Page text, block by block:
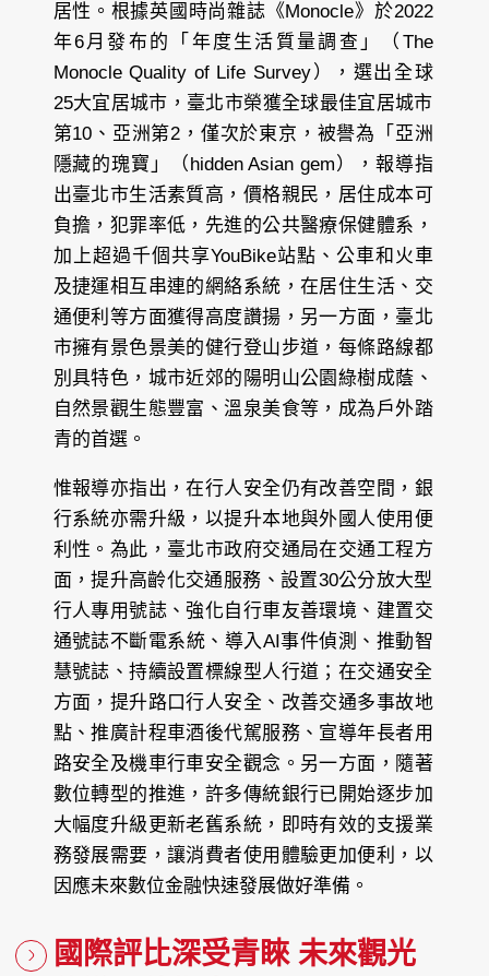
居性。根據英國時尚雜誌《Monocle》於2022
年6月發布的「年度生活質量調查」（The
Monocle Quality of Life Survey），選出全球
25大宜居城市，臺北市榮獲全球最佳宜居城市
第10、亞洲第2，僅次於東京，被譽為「亞洲
隱藏的瑰寶」（hidden Asian gem），報導指
出臺北市生活素質高，價格親民，居住成本可
負擔，犯罪率低，先進的公共醫療保健體系，
加上超過千個共享YouBike站點、公車和火車
及捷運相互串連的網絡系統，在居住生活、交
通便利等方面獲得高度讚揚，另一方面，臺北
市擁有景色景美的健行登山步道，每條路線都
別具特色，城市近郊的陽明山公園綠樹成蔭、
自然景觀生態豐富、溫泉美食等，成為戶外踏
青的首選。
惟報導亦指出，在行人安全仍有改善空間，銀
行系統亦需升級，以提升本地與外國人使用便
利性。為此，臺北市政府交通局在交通工程方
面，提升高齡化交通服務、設置30公分放大型
行人專用號誌、強化自行車友善環境、建置交
通號誌不斷電系統、導入AI事件偵測、推動智
慧號誌、持續設置標線型人行道；在交通安全
方面，提升路口行人安全、改善交通多事故地
點、推廣計程車酒後代駕服務、宣導年長者用
路安全及機車行車安全觀念。另一方面，隨著
數位轉型的推進，許多傳統銀行已開始逐步加
大幅度升級更新老舊系統，即時有效的支援業
務發展需要，讓消費者使用體驗更加便利，以
因應未來數位金融快速發展做好準備。
國際評比深受青睞 未來觀光